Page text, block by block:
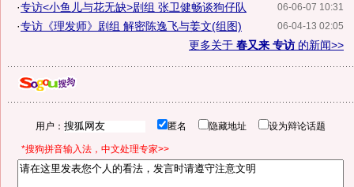
06-06-07 10:31
·专访<小鱼儿与花无缺>剧组 张卫健畅谈狗仔队
06-04-13 02:05
·专访《理发师》剧组 解密陈逸飞与姜文(组图)
更多关于 春又来 专访的新闻>>
用户： 匿名 隐藏地址 设为辩论话题
*搜狗拼音输入法，中文处理专家>>